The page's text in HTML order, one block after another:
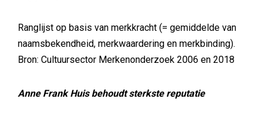
Ranglijst op basis van merkkracht (= gemiddelde van
naamsbekendheid, merkwaardering en merkbinding).
Bron: Cultuursector Merkenonderzoek 2006 en 2018
Anne Frank Huis behoudt sterkste reputatie